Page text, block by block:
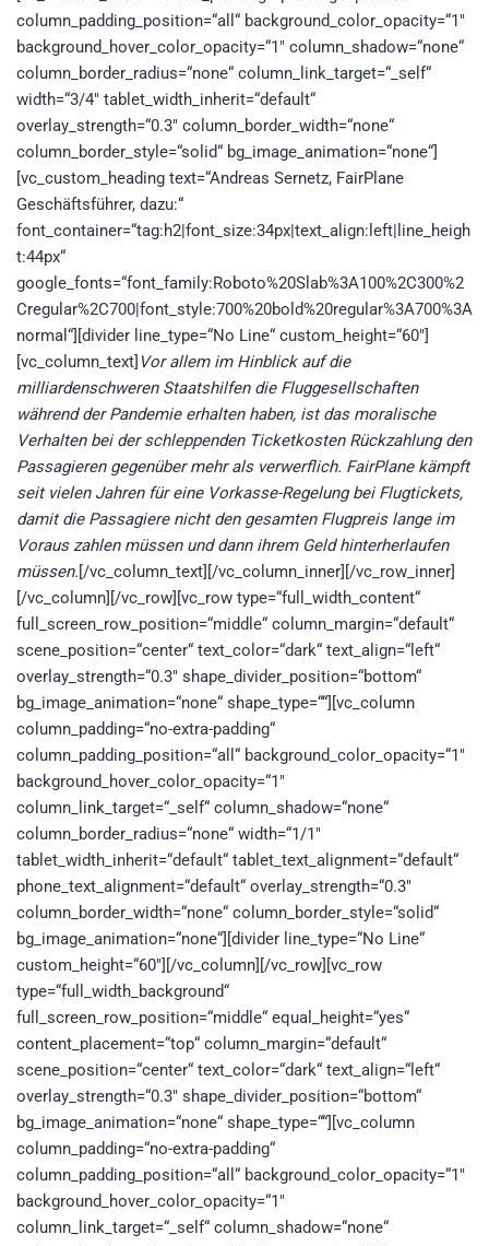
column_padding_position=“all“ background_color_opacity=“1″
background_hover_color_opacity=“1″ column_shadow=“none“
column_border_radius=“none“ column_link_target=“_self“
width=“3/4″ tablet_width_inherit=“default“
overlay_strength=“0.3″ column_border_width=“none“
column_border_style=“solid“ bg_image_animation=“none“]
[vc_custom_heading text=“Andreas Sernetz, FairPlane
Geschäftsführer, dazu:“
font_container=“tag:h2|font_size:34px|text_align:left|line_heigh
t:44px“
google_fonts=“font_family:Roboto%20Slab%3A100%2C300%2
Cregular%2C700|font_style:700%20bold%20regular%3A700%3A
normal“][divider line_type=“No Line“ custom_height=“60″]
[vc_column_text] Vor allem im Hinblick auf die
milliardenschweren Staatshilfen die Fluggesellschaften
während der Pandemie erhalten haben, ist das moralische
Verhalten bei der schleppenden Ticketkosten Rückzahlung den
Passagieren gegenüber mehr als verwerflich. FairPlane kämpft
seit vielen Jahren für eine Vorkasse-Regelung bei Flugtickets,
damit die Passagiere nicht den gesamten Flugpreis lange im
Voraus zahlen müssen und dann ihrem Geld hinterherlaufen
müssen.[/vc_column_text][/vc_column_inner][/vc_row_inner]
[/vc_column][/vc_row][vc_row type=“full_width_content“
full_screen_row_position=“middle“ column_margin=“default“
scene_position=“center“ text_color=“dark“ text_align=“left“
overlay_strength=“0.3″ shape_divider_position=“bottom“
bg_image_animation=“none“ shape_type=““][vc_column
column_padding=“no-extra-padding“
column_padding_position=“all“ background_color_opacity=“1″
background_hover_color_opacity=“1″
column_link_target=“_self“ column_shadow=“none“
column_border_radius=“none“ width=“1/1″
tablet_width_inherit=“default“ tablet_text_alignment=“default“
phone_text_alignment=“default“ overlay_strength=“0.3″
column_border_width=“none“ column_border_style=“solid“
bg_image_animation=“none“][divider line_type=“No Line“
custom_height=“60″][/vc_column][/vc_row][vc_row
type=“full_width_background“
full_screen_row_position=“middle“ equal_height=“yes“
content_placement=“top“ column_margin=“default“
scene_position=“center“ text_color=“dark“ text_align=“left“
overlay_strength=“0.3″ shape_divider_position=“bottom“
bg_image_animation=“none“ shape_type=““][vc_column
column_padding=“no-extra-padding“
column_padding_position=“all“ background_color_opacity=“1″
background_hover_color_opacity=“1″
column_link_target=“_self“ column_shadow=“none“